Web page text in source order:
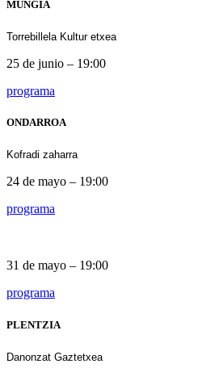
MUNGIA
Torrebillela Kultur etxea
25 de junio – 19:00
programa
ONDARROA
Kofradi zaharra
24 de mayo – 19:00
programa
31 de mayo – 19:00
programa
PLENTZIA
Danonzat Gaztetxea